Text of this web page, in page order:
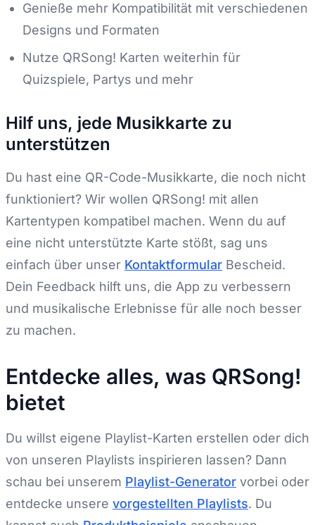
Genieße mehr Kompatibilität mit verschiedenen
Designs und Formaten
Nutze QRSong! Karten weiterhin für
Quizspiele, Partys und mehr
Hilf uns, jede Musikkarte zu
unterstützen
Du hast eine QR-Code-Musikkarte, die noch nicht
funktioniert? Wir wollen QRSong! mit allen
Kartentypen kompatibel machen. Wenn du auf
eine nicht unterstützte Karte stößt, sag uns
einfach über unser Kontaktformular Bescheid.
Dein Feedback hilft uns, die App zu verbessern
und musikalische Erlebnisse für alle noch besser
zu machen.
Entdecke alles, was QRSong!
bietet
Du willst eigene Playlist-Karten erstellen oder dich
von unseren Playlists inspirieren lassen? Dann
schau bei unserem Playlist-Generator vorbei oder
entdecke unsere vorgestellten Playlists. Du